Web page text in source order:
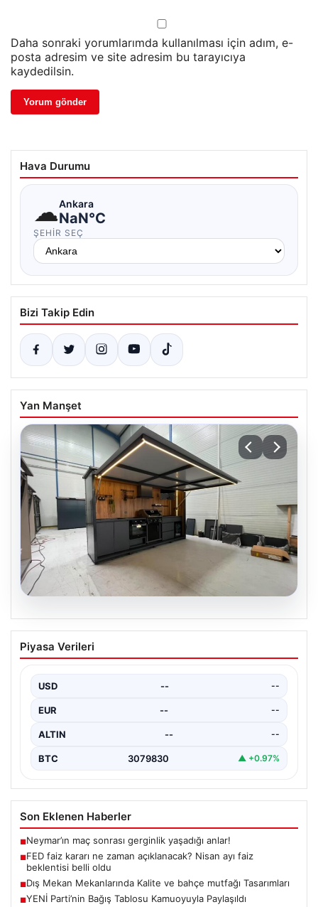
Daha sonraki yorumlarımda kullanılması için adım, e-
posta adresim ve site adresim bu tarayıcıya
kaydedilsin.
Hava Durumu
☁Ankara
NaN°C
ŞEHIR SEÇ
Bizi Takip Edin
Yan Manşet
Dış Mekan Mekanlarında Kalite ve
bahçe mutfağı Tasarımları
alanlarından bir tanesi durumuna ulaşmıştır.…
Piyasa Verileri
USD -- --
EUR -- --
ALTIN -- --
BTC 3079830 ▲ +0.97%
Son Eklenen Haberler
■Neymar’ın maç sonrası gerginlik yaşadığı anlar!
■FED faiz kararı ne zaman açıklanacak? Nisan ayı faiz
beklentisi belli oldu
■Dış Mekan Mekanlarında Kalite ve bahçe mutfağı Tasarımları
■YENİ Parti’nin Bağış Tablosu Kamuoyuyla Paylaşıldı